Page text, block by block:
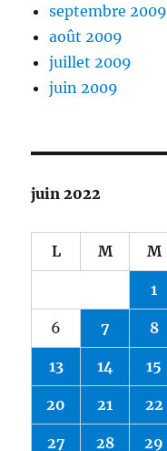
septembre 2009
août 2009
juillet 2009
juin 2009
juin 2022
L M M
1
6 7 8
13 14 15
20 21 22
27 28 29